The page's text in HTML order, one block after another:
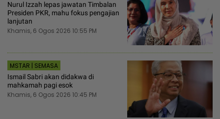
Nurul Izzah lepas jawatan Timbalan
Presiden PKR, mahu fokus pengajian
lanjutan
Khamis, 6 Ogos 2026 10:55 PM
MSTAR | SEMASA
Ismail Sabri akan didakwa di
mahkamah pagi esok
Khamis, 6 Ogos 2026 10:45 PM